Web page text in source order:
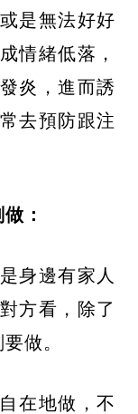
是無法好好
情緒低落，
炎，進而誘
去預防跟注
：
身邊有家人
方看，除了
做。
在地做，不